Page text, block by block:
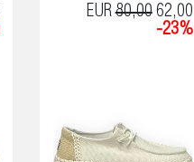
EUR80,0062,00
-23%